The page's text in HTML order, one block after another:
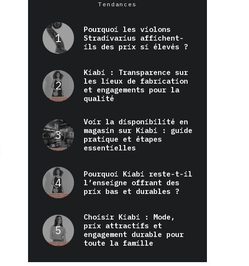
Tendances
Pourquoi les violons
Stradivarius affichent-
ils des prix si élevés ?
Kiabi : Transparence sur
les lieux de fabrication
et engagements pour la
qualité
Voir la disponibilité en
magasin sur Kiabi : guide
pratique et étapes
essentielles
Pourquoi Kiabi reste-t-il
l’enseigne offrant des
prix bas et durables ?
Choisir Kiabi : Mode,
prix attractifs et
engagement durable pour
toute la famille